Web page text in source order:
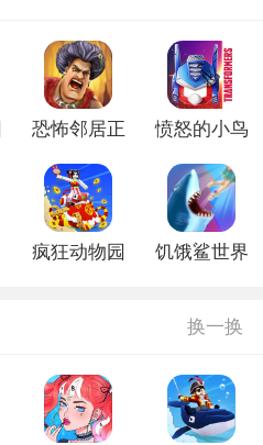
恐怖邻居正
愤怒的小鸟
内购版
疯狂动物园
饥饿鲨世界
换一换